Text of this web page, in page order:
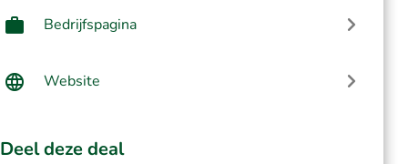
Bedrijfspagina
Website
Deel deze deal